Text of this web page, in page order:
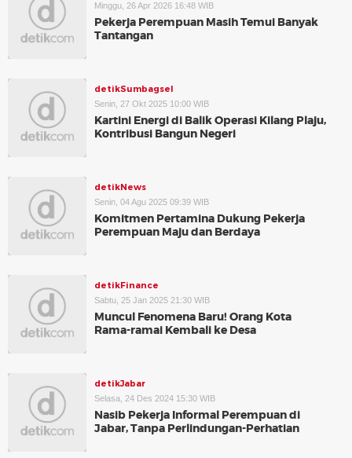
Minggu, 26 Apr 2026 16:48 WIB
Pekerja Perempuan Masih Temui Banyak
Tantangan
detikSumbagsel
Senin, 27 Okt 2025 10:00 WIB
Kartini Energi di Balik Operasi Kilang Plaju,
Kontribusi Bangun Negeri
detikNews
Senin, 04 Agu 2025 09:39 WIB
Komitmen Pertamina Dukung Pekerja
Perempuan Maju dan Berdaya
detikFinance
Sabtu, 25 Jan 2025 21:30 WIB
Muncul Fenomena Baru! Orang Kota
Rama-ramai Kembali ke Desa
detikJabar
Selasa, 24 Des 2024 15:30 WIB
Nasib Pekerja Informal Perempuan di
Jabar, Tanpa Perlindungan-Perhatian